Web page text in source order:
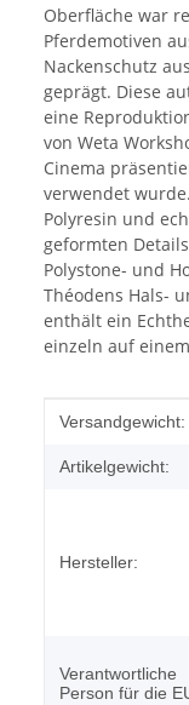
Oberfläche war
Pferdemotiven
Nackenschutz
geprägt. Diese
eine
von Weta
Cinema
verwendet
Polyresin und
geformten
Polystone- und
Théodens Hals-
enthält ein
einzeln auf
Wert
Versandgewicht:
Artikelgewicht:
Hersteller:
Verantwortliche
Person für die